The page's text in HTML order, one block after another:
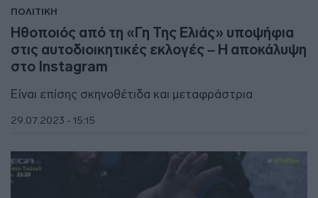
ΠΟΛΙΤΙΚΗ
Ηθοποιός από τη «Γη Της Ελιάς» υποψήφια
στις αυτοδιοικητικές εκλογές – Η αποκάλυψη
στο Instagram
Είναι επίσης σκηνοθέτιδα και μεταφράστρια
29.07.2023 - 15:15